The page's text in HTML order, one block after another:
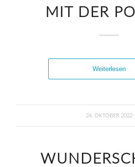
MIT DER
Weiterlesen
24. OKTOBER 2022